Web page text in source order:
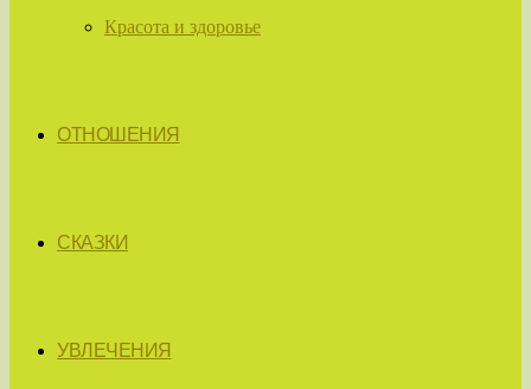
Красота и здоровье
ОТНОШЕНИЯ
СКАЗКИ
УВЛЕЧЕНИЯ